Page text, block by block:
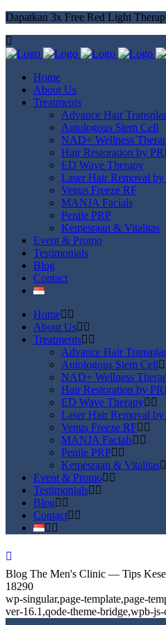
Dapatkan 3x Free Red Light
Home
About Us
Treatments
Advance Hair
Autologous Stem Cell
NAD+ Wellness
Hair Restoration by
ED Wave Therapy
Laser Hair Removal
Venus Freeze RF
MANJA Facials
Penile PRP
Kemesraan & Vitalitas
Event & Promo
Testimonials
Blog
Contact
Home
About Us
Treatments
Advance Hair
Autologous Stem Cell
NAD+ Wellness
Hair Restoration by
ED Wave Therapy
Laser Hair Removal
Venus Freeze RF
MANJA Facials
Penile PRP
Kemesraan & Vitalitas
Event & Promo
Testimonials
Blog
Contact
Blog The Men's Clinic — Tips
18290
wp-singular,page-template,page-
ver-16.1,qode-theme-bridge,wpb-